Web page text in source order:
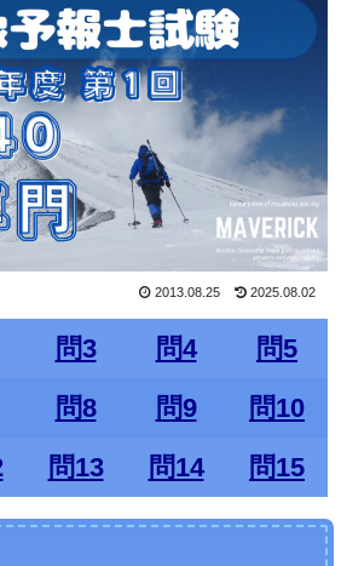
2013.08.25 2025.08.02
問3 問4
問5
問8 問9
問10
問13 問14 問15